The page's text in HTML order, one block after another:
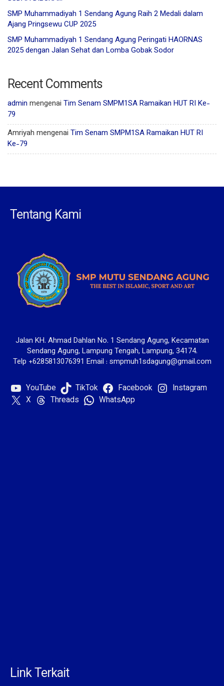
SMP Muhammadiyah 1 Sendang Agung Raih 2 Medali dalam
Ajang Pringsewu CUP 2025
SMP Muhammadiyah 1 Sendang Agung Peringati HAORNAS
2025 dengan Jalan Sehat dan Lomba Gobak Sodor
Recent Comments
admin mengenai Tim Senam SMPM1SA Ramaikan HUT RI Ke-
79
Amriyah mengenai Tim Senam SMPM1SA Ramaikan HUT RI
Ke-79
Tentang Kami
Jalan KH. Ahmad Dahlan No. 1 Sendang Agung, Kecamatan
Sendang Agung, Lampung Tengah, Lampung, 34174.
Telp +6285813076391 Email : smpmuh1sdagung@gmail.com
YouTube TikTok Facebook
Instagram
X
Threads WhatsApp
Link Terkait